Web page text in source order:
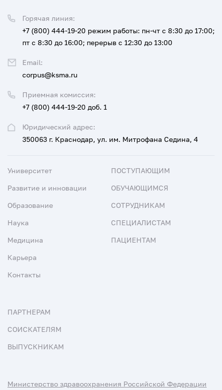
Юридический адрес:
350063 г. Краснодар, ул. им. Митрофана Седина, 4
Приемная комиссия:
+7 (800) 444-19-20 доб. 1
Горячая линия:
+7 (800) 444-19-20 режим работы: пн-чт с 8:30 до 17:00;
пт с 8:30 до 16:00; перерыв с 12:30 до 13:00
Email:
corpus@ksma.ru
Университет
Развитие и инновации
Образование
Наука
Медицина
Карьера
Контакты
ПОСТУПАЮЩИМ
ОБУЧАЮЩИМСЯ
СОТРУДНИКАМ
СПЕЦИАЛИСТАМ
ПАЦИЕНТАМ
ПАРТНЕРАМ
СОИСКАТЕЛЯМ
ВЫПУСКНИКАМ
Министерство здравоохранения Российской Федерации